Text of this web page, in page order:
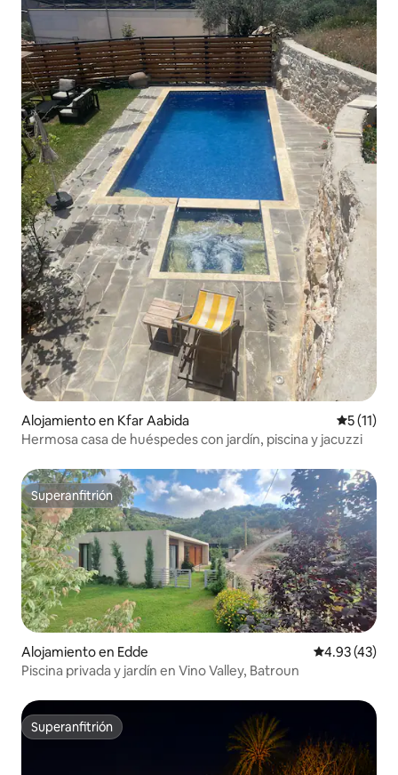
Alojamiento en Kfar Aabida
5 (11)
Hermosa casa de huéspedes con jardín, piscina y jacuzzi
Superanfitrión
Superanfitrión
Alojamiento en Edde Calificación
4.93 (43)
Piscina privada y jardín en Vino Valley, Batroun
Superanfitrión
Superanfitrión